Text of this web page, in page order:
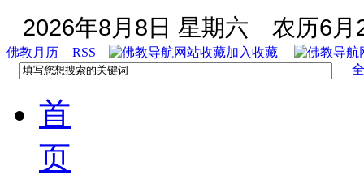
2026年8月8日 星期六 农历6月
佛教月历 RSS
加入收藏
首
页